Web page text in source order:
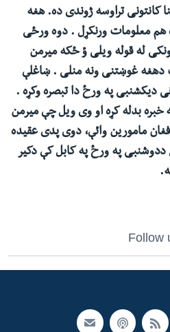
کانتونی تراوسه ژوندی ده. هغه
هم معلومات ورنکړل . دوه ورځی
له قوله ویلی ؤ ځکه میرمن
غوښتنی ونه منلی . ښاغلې
دیکشنبی په ورځ دا تبصره وکړه .
خبره بدله کړه او وی ویل چې میرمن
مامورین وائې، دوی پدی عقیده
په ورځ په کابل کې دکیر
Follow